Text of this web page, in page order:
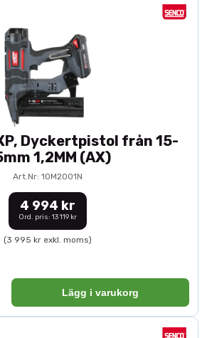
Dyckertpistol från 15-
1,2MM (AX)
Art.Nr: 10M2001N
4 994 kr
Ord. pris: 13 119 kr
(3 995 kr exkl. moms)
Lägg i varukorg